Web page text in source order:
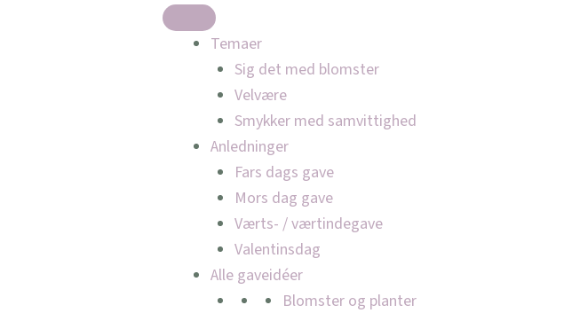
Temaer
Sig det med blomster
Velvære
Smykker med samvittighed
Anledninger
Fars dags gave
Mors dag gave
Værts- / værtindegave
Valentinsdag
Alle gaveidéer
Blomster og planter